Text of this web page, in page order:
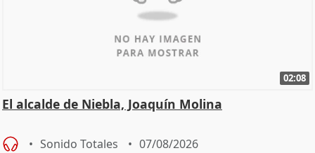
02:08
El alcalde de Niebla, Joaquín Molina
Sonido Totales 07/08/2026